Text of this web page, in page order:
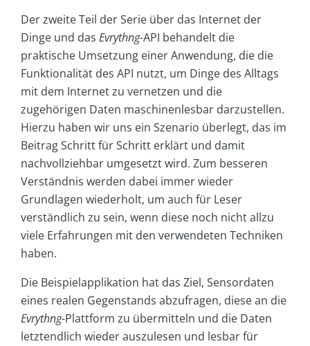
Der zweite Teil der Serie über das Internet der
Dinge und das Evrythng-API behandelt die
praktische Umsetzung einer Anwendung, die die
Funktionalität des API nutzt, um Dinge des Alltags
mit dem Internet zu vernetzen und die
zugehörigen Daten maschinenlesbar darzustellen.
Hierzu haben wir uns ein Szenario überlegt, das im
Beitrag Schritt für Schritt erklärt und damit
nachvollziehbar umgesetzt wird. Zum besseren
Verständnis werden dabei immer wieder
Grundlagen wiederholt, um auch für Leser
verständlich zu sein, wenn diese noch nicht allzu
viele Erfahrungen mit den verwendeten Techniken
haben.
Die Beispielapplikation hat das Ziel, Sensordaten
eines realen Gegenstands abzufragen, diese an die
Evrythng-Plattform zu übermitteln und die Daten
letztendlich wieder auszulesen und lesbar für